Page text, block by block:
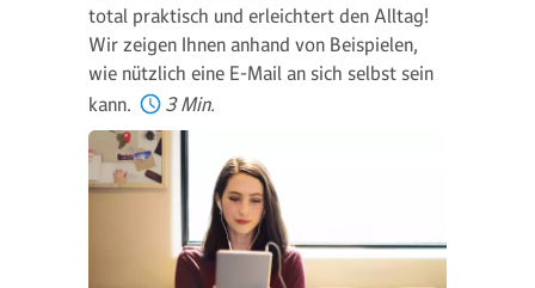
total praktisch und erleichtert den Alltag!
Wir zeigen Ihnen anhand von Beispielen,
wie nützlich eine E-Mail an sich selbst sein
kann.
3 Min.